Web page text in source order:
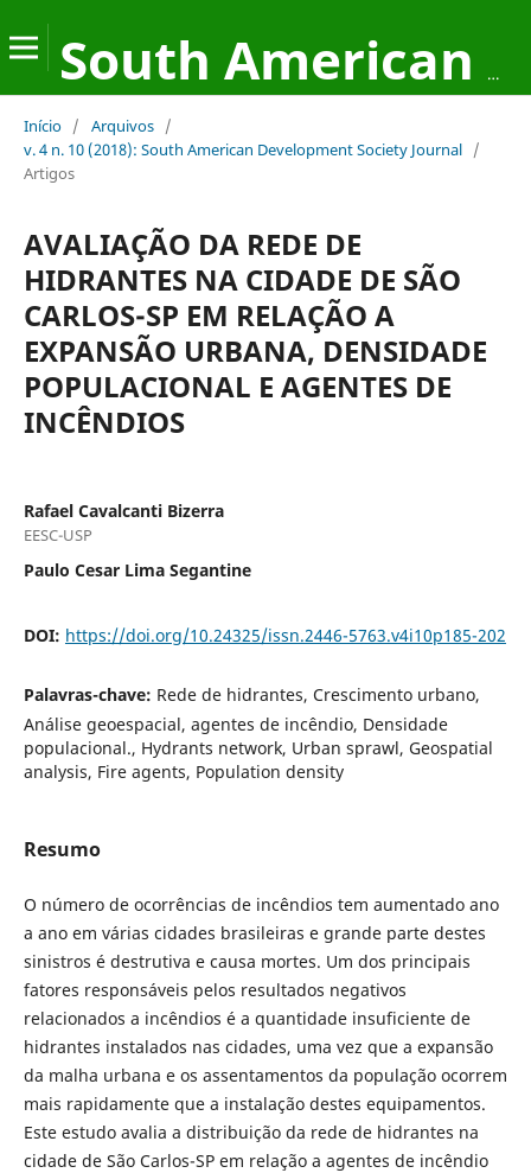
South American Development Society Journal
Início / Arquivos /
v. 4 n. 10 (2018): South American Development Society Journal /
Artigos
AVALIAÇÃO DA REDE DE
HIDRANTES NA CIDADE DE SÃO
CARLOS-SP EM RELAÇÃO A
EXPANSÃO URBANA, DENSIDADE
POPULACIONAL E AGENTES DE
INCÊNDIOS
Rafael Cavalcanti Bizerra
EESC-USP
Paulo Cesar Lima Segantine
DOI: https://doi.org/10.24325/issn.2446-5763.v4i10p185-202
Palavras-chave: Rede de hidrantes, Crescimento urbano,
Análise geoespacial, agentes de incêndio, Densidade
populacional., Hydrants network, Urban sprawl, Geospatial
analysis, Fire agents, Population density
Resumo
O número de ocorrências de incêndios tem aumentado ano
a ano em várias cidades brasileiras e grande parte destes
sinistros é destrutiva e causa mortes. Um dos principais
fatores responsáveis pelos resultados negativos
relacionados a incêndios é a quantidade insuficiente de
hidrantes instalados nas cidades, uma vez que a expansão
da malha urbana e os assentamentos da população ocorrem
mais rapidamente que a instalação destes equipamentos.
Este estudo avalia a distribuição da rede de hidrantes na
cidade de São Carlos-SP em relação a agentes de incêndio